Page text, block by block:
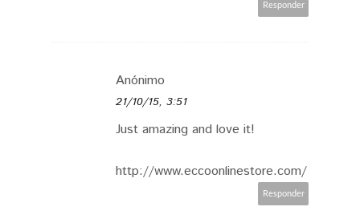
Responder
Anónimo
21/10/15, 3:51
Just amazing and love it!
http://www.eccoonlinestore.com/
Responder